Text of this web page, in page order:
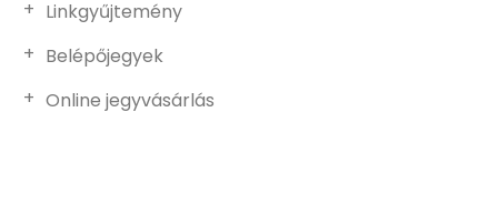
Linkgyűjtemény
Belépőjegyek
Online jegyvásárlás